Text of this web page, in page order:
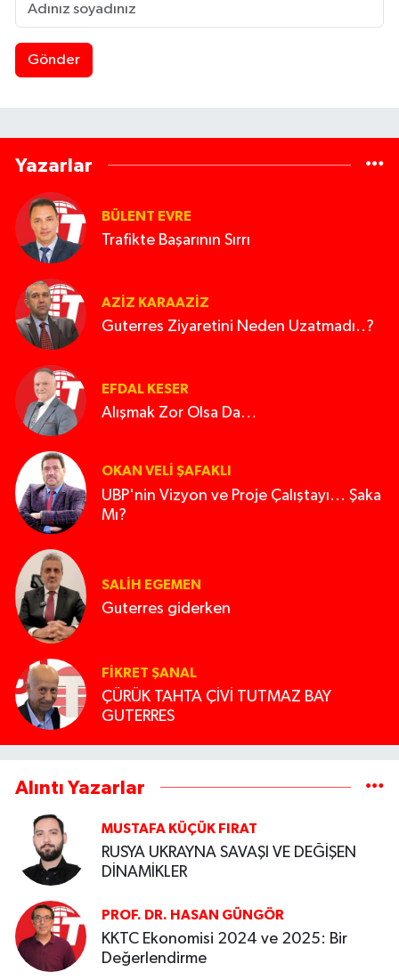
Gönder
Yazarlar
BÜLENT EVRE
Trafikte Başarının Sırrı
AZIZ KARAAZIZ
Guterres Ziyaretini Neden Uzatmadı..?
EFDAL KESER
Alışmak Zor Olsa Da…
OKAN VELI ŞAFAKLI
UBP'nin Vizyon ve Proje Çalıştayı... Şaka
Mı?
SALIH EGEMEN
Guterres giderken
FIKRET ŞANAL
ÇÜRÜK TAHTA ÇİVİ TUTMAZ BAY
GUTERRES
Alıntı Yazarlar
MUSTAFA KÜÇÜK FIRAT
RUSYA UKRAYNA SAVAŞI VE DEĞİŞEN
DİNAMİKLER
PROF. DR. HASAN GÜNGÖR
KKTC Ekonomisi 2024 ve 2025: Bir
Değerlendirme